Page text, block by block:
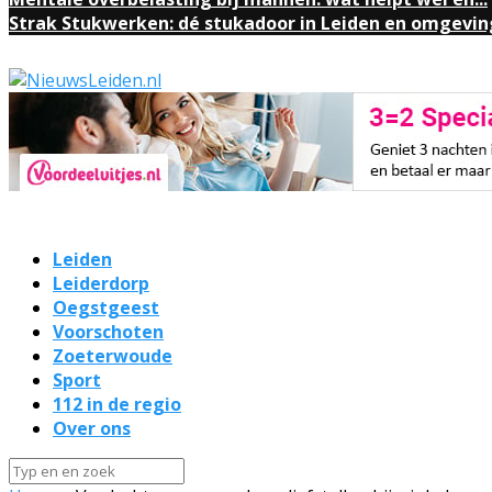
Strak Stukwerken: dé stukadoor in Leiden en
Leiden
Leiderdorp
Oegstgeest
Voorschoten
Zoeterwoude
Sport
112 in de regio
Over ons